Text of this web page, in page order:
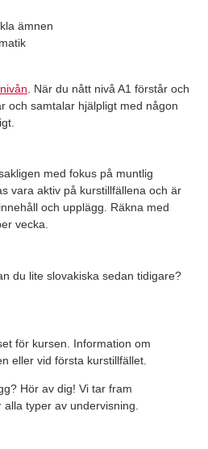
ämnen
. När du nått nivå A1 förstår och
och samtalar hjälpligt med någon
med fokus på muntlig
vara aktiv på kurstillfällena och är
och upplägg. Räkna med
vecka.
du lite slovakiska sedan tidigare?
för kursen. Information om
eller vid första kurstillfället.
Hör av dig! Vi tar fram
typer av undervisning.